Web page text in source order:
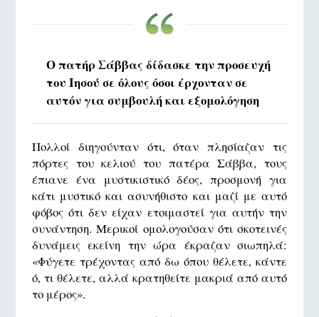
Ο πατήρ Σάββας δίδασκε την προσευχή
του Ιησού σε όλους όσοι έρχονταν σε
αυτόν για συμβουλή και εξομολόγηση
Πολλοί διηγούνταν ότι, όταν πλησίαζαν τις
πόρτες του κελιού του πατέρα Σάββα, τους
έπιανε ένα μυστικιστικό δέος, προσμονή για
κάτι μυστικό και ασυνήθιστο και μαζί με αυτό
φόβος ότι δεν είχαν ετοιμαστεί για αυτήν την
συνάντηση. Μερικοί ομολογούσαν ότι σκοτεινές
δυνάμεις εκείνη την ώρα έκραζαν σιωπηλά:
«Φύγετε τρέχοντας από δω όπου θέλετε, κάντε
ό, τι θέλετε, αλλά κρατηθείτε μακριά από αυτό
το μέρος».